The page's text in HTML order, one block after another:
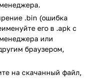
и
ускорение;
.bin (ошибка
его в .apk с
или
браузером,
на скачанный файл,